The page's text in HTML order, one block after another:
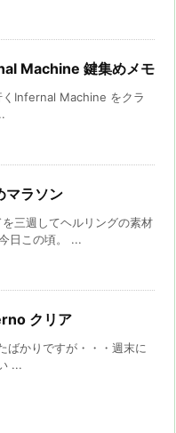
Machine 鍵集めメモ
くInfernal Machine をクラ
ラソン
三週してヘルリングの素材
日この頃。 ...
クリア
ばかりですが・・・週末に
...